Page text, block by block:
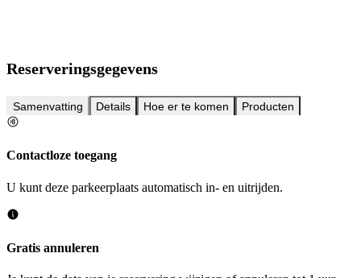
Reserveringsgegevens
Samenvatting Details Hoe er te komen Producten
Contactloze toegang
U kunt deze parkeerplaats automatisch in- en uitrijden.
Gratis annuleren